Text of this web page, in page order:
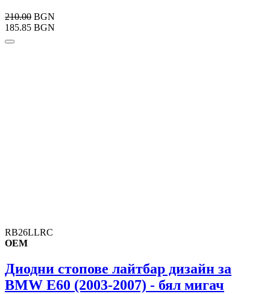
210.00 BGN
185.85 BGN
RB26LLRC
OEM
Диодни стопове лайтбар дизайн за
BMW E60 (2003-2007) - бял мигач